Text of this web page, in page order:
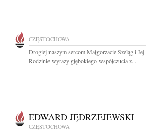
CZĘSTOCHOWA
Drogiej naszym sercom Małgorzacie Szeląg i Jej
Rodzinie wyrazy głębokiego współczucia z...
EDWARD JĘDRZEJEWSKI
CZĘSTOCHOWA